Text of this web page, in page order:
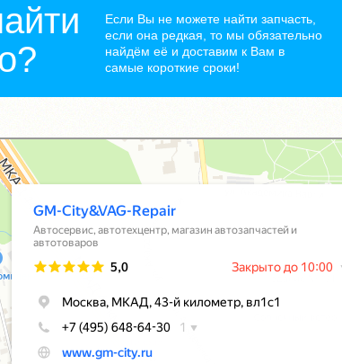
Если Вы не можете найти запчасть,
если она редкая, то мы обязательно
найдём её и доставим к Вам в
самые короткие сроки!